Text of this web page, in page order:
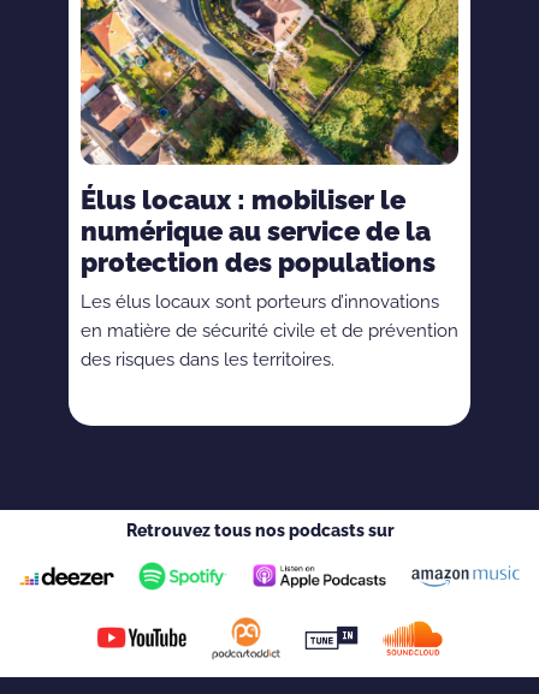
Élus locaux : mobiliser le
numérique au service de la
protection des populations
Les élus locaux sont porteurs d’innovations
en matière de sécurité civile et de prévention
des risques dans les territoires.
Retrouvez tous nos podcasts sur